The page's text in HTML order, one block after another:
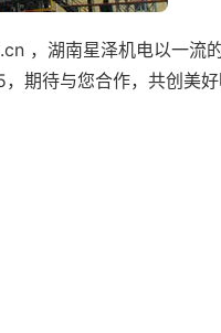
，湖南星泽机电以一流
期待与您合作，共创美好